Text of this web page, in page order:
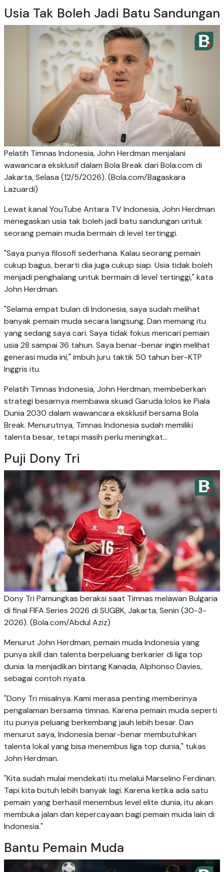
Usia Tak Boleh Jadi Batu Sandungan
Pelatih Timnas Indonesia, John Herdman menjalani
wawancara eksklusif dalam Bola Break dari Bola.com di
Jakarta, Selasa (12/5/2026). (Bola.com/Bagaskara
Lazuardi)
Lewat kanal YouTube Antara TV Indonesia, John Herdman
menegaskan usia tak boleh jadi batu sandungan untuk
seorang pemain muda bermain di level tertinggi.
"Saya punya filosofi sederhana. Kalau seorang pemain
cukup bagus, berarti dia juga cukup siap. Usia tidak boleh
menjadi penghalang untuk bermain di level tertinggi," kata
John Herdman.
"Selama empat bulan di Indonesia, saya sudah melihat
banyak pemain muda secara langsung. Dan memang itu
yang sedang saya cari. Saya tidak fokus mencari pemain
usia 28 sampai 36 tahun. Saya benar-benar ingin melihat
generasi muda ini," imbuh juru taktik 50 tahun ber-KTP
Inggris itu.
Pelatih Timnas Indonesia, John Herdman, membeberkan
strategi besarnya membawa skuad Garuda lolos ke Piala
Dunia 2030 dalam wawancara eksklusif bersama Bola
Break. Menurutnya, Timnas Indonesia sudah memiliki
talenta besar, tetapi masih perlu meningkat...
Puji Dony Tri
Dony Tri Pamungkas beraksi saat Timnas melawan Bulgaria
di final FIFA Series 2026 di SUGBK, Jakarta, Senin (30-3-
2026). (Bola.com/Abdul Aziz)
Menurut John Herdman, pemain muda Indonesia yang
punya skill dan talenta berpeluang berkarier di liga top
dunia. Ia menjadikan bintang Kanada, Alphonso Davies,
sebagai contoh nyata.
"Dony Tri misalnya. Kami merasa penting memberinya
pengalaman bersama timnas. Karena pemain muda seperti
itu punya peluang berkembang jauh lebih besar. Dan
menurut saya, Indonesia benar-benar membutuhkan
talenta lokal yang bisa menembus liga top dunia," tukas
John Herdman.
"Kita sudah mulai mendekati itu melalui Marselino Ferdinan.
Tapi kita butuh lebih banyak lagi. Karena ketika ada satu
pemain yang berhasil menembus level elite dunia, itu akan
membuka jalan dan kepercayaan bagi pemain muda lain di
Indonesia."
Bantu Pemain Muda